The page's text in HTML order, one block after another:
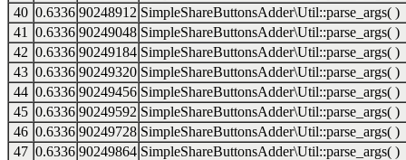
40 0.6336 90248912 SimpleShareButtonsAdder\Util::parse_args( )
41
0.6336 90249048 SimpleShareButtonsAdder\Util::parse_args( )
42 0.6336 90249184 SimpleShareButtonsAdder\Util::parse_args( )
43 0.6336 90249320 SimpleShareButtonsAdder\Util::parse_args( )
44 0.6336 90249456 SimpleShareButtonsAdder\Util::parse_args( )
45 0.6336 90249592 SimpleShareButtonsAdder\Util::parse_args( )
46 0.6336 90249728 SimpleShareButtonsAdder\Util::parse_args( )
47 0.6336 90249864 SimpleShareButtonsAdder\Util::parse_args( )